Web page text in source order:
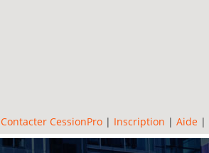
Contacter CessionPro | Inscription | Aide |